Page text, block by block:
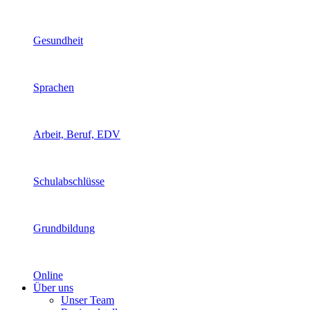
Gesundheit
Sprachen
Arbeit, Beruf, EDV
Schulabschlüsse
Grundbildung
Online
Über uns
Unser Team